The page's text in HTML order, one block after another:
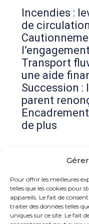
Pour offrir les meilleures
telles que les cookies pour
appareils. Le fait de
traiter des données telles
uniques sur ce site. Le fait
Incendies :
de circulation
Transport
une aide
Succession :
parent
de plus
Aucun